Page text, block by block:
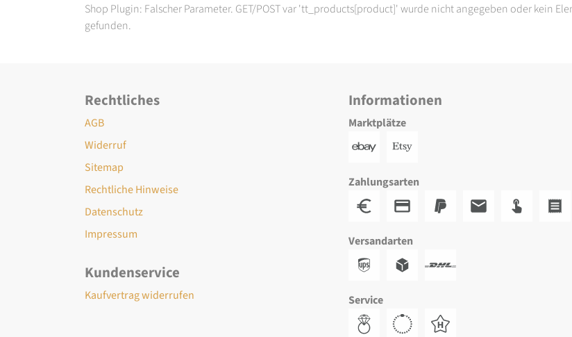
Shop Plugin: Falscher Parameter. GET/POST var 'tt_products[product]' wurde nicht angegeben oder kein
gefunden.
Rechtliches
AGB
Widerruf
Sitemap
Rechtliche Hinweise
Datenschutz
Impressum
Kundenservice
Kaufvertrag widerrufen
Informationen
Marktplätze
Zahlungsarten
Versandarten
Service